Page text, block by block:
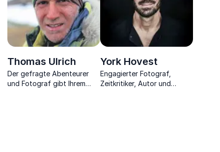
Thomas Ulrich
Der gefragte Abenteurer
und Fotograf gibt Ihrem
York Hovest
Engagierter Fotograf,
Zeitkritiker, Autor und